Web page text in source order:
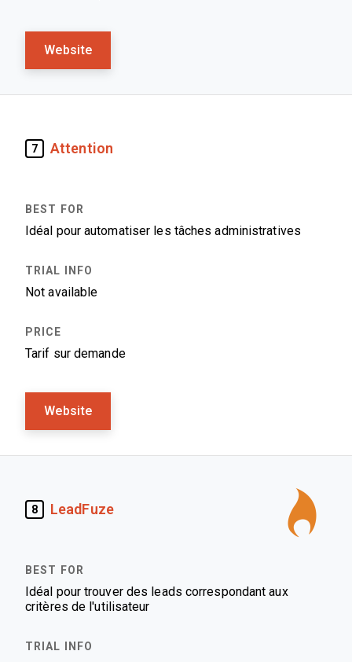
Website
7 Attention
Idéal pour automatiser les tâches administratives
Not available
Tarif sur demande
Website
8 LeadFuze
Idéal pour trouver des leads correspondant aux
critères de l'utilisateur